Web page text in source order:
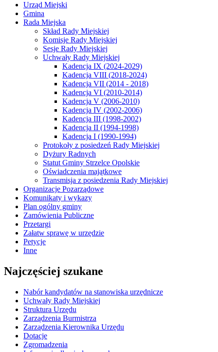
Urząd Miejski
Gmina
Rada Miejska
Skład Rady Miejskiej
Komisje Rady Miejskiej
Sesje Rady Miejskiej
Uchwały Rady Miejskiej
Kadencja IX (2024-2029)
Kadencja VIII (2018-2024)
Kadencja VII (2014 - 2018)
Kadencja VI (2010-2014)
Kadencja V (2006-2010)
Kadencja IV (2002-2006)
Kadencja III (1998-2002)
Kadencja II (1994-1998)
Kadencja I (1990-1994)
Protokoły z posiedzeń Rady Miejskiej
Dyżury Radnych
Statut Gminy Strzelce Opolskie
Oświadczenia majątkowe
Transmisja z posiedzenia Rady Miejskiej
Organizacje Pozarządowe
Komunikaty i wykazy
Plan ogólny gminy
Zamówienia Publiczne
Przetargi
Załatw sprawę w urzędzie
Petycje
Inne
Najczęściej szukane
Nabór kandydatów na stanowiska urzędnicze
Uchwały Rady Miejskiej
Struktura Urzędu
Zarządzenia Burmistrza
Zarządzenia Kierownika Urzędu
Dotacje
Zgromadzenia